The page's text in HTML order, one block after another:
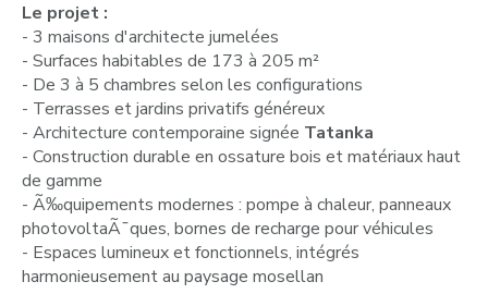
Le projet :
- 3 maisons d'architecte jumelées
- Surfaces habitables de 173 à 205 m²
- De 3 à 5 chambres selon les configurations
- Terrasses et jardins privatifs généreux
- Architecture contemporaine signée Tatanka
- Construction durable en ossature bois et matériaux haut
de gamme
- Ã‰quipements modernes : pompe à chaleur, panneaux
photovoltaÃ¯ques, bornes de recharge pour véhicules
- Espaces lumineux et fonctionnels, intégrés
harmonieusement au paysage mosellan